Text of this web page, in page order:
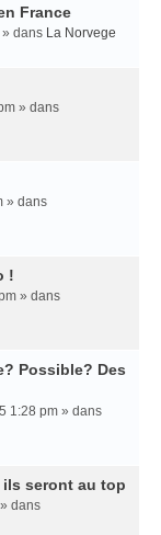
France
dans La Norvege
» dans
» dans
!
» dans
Possible? Des
1:28 pm » dans
seront au top
dans